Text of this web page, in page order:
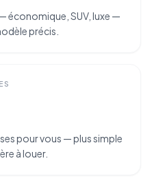
économique, SUV, luxe —
précis.
pour vous — plus simple
à louer.